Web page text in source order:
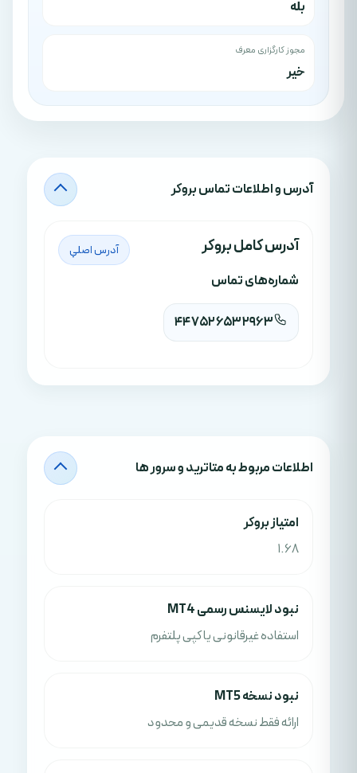
بله
مجوز کارگزاری معرف
خیر
آدرس‌ و اطلاعات تماس بروکر
آدرس کامل بروکر آدرس اصلي
شماره‌های تماس
447526532963
اطلاعات مربوط به متاترید و سرور ها
امتياز بروکر
1.68
نبود لایسنس رسمی MT4
استفاده غیرقانونی یا کپی پلتفرم
نبود نسخه MT5
ارائه فقط نسخه قدیمی و محدود